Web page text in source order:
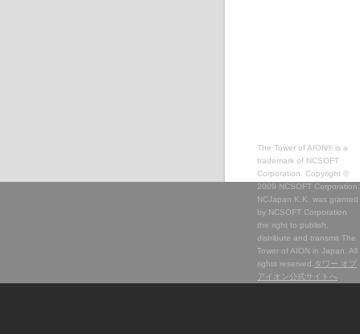
The Tower of AION® is a
trademark of NCSOFT
Corporation. Copyright ©
2009 NCSOFT Corporation.
NCJapan K.K. was granted
by NCSOFT Corporation
the right to publish,
distribute and transmit The
Tower of AION in Japan. All
rights reserved. タワー オブ
アイオン公式サイトへ